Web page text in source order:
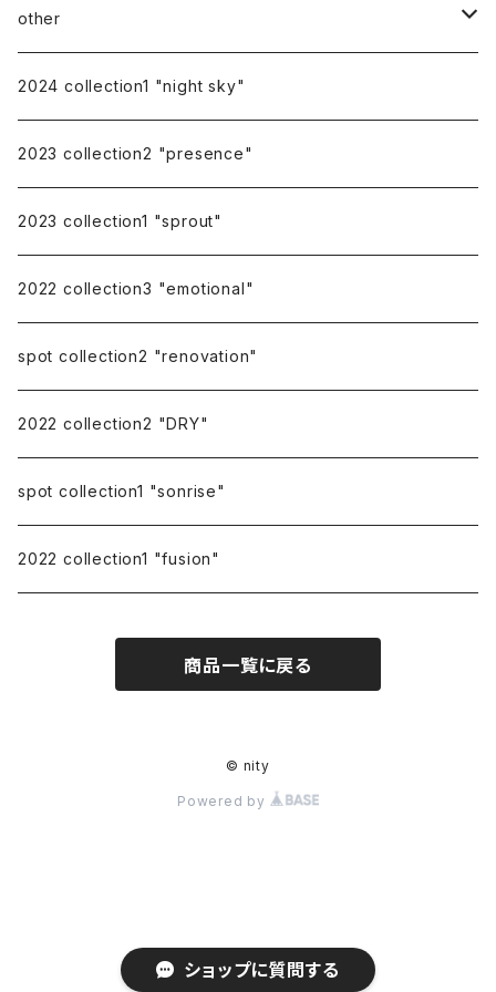
ショップに質問する
other
gift
earring cover
pierce catch
repairing
2024 collection1 "night sky"
2023 collection2 "presence"
2023 collection1 "sprout"
2022 collection3 "emotional"
spot collection2 "renovation"
2022 collection2 "DRY"
spot collection1 "sonrise"
2022 collection1 "fusion"
商品一覧に戻る
© nity
Powered by